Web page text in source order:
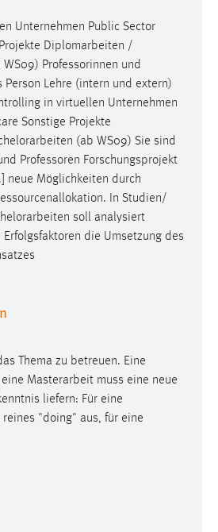
Unternehmen Public Sector
Diplomarbeiten /
WS09) Professorinnen und
Person Lehre (intern und extern)
in virtuellen Unternehmen
Sonstige Projekte
(ab WS09) Sie sind
Professoren Forschungsprojekt
neue Möglichkeiten durch
In Studien/
soll analysiert
die Umsetzung des
Thema zu betreuen. Eine
eine Masterarbeit muss eine neue
liefern: Für eine
reines "doing" aus, für eine